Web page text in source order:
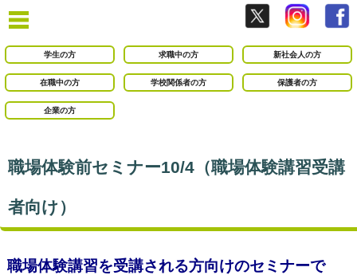
学生の方 求職中の方 新社会人の方
在職中の方 学校関係者の方 保護者の方
企業の方
職場体験前セミナー10/4（職場体験講習受講
者向け）
職場体験講習を受講される方向けのセミナーで